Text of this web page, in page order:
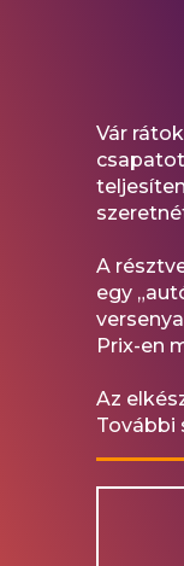
Vár
A
egy
Prix-en
Az
További